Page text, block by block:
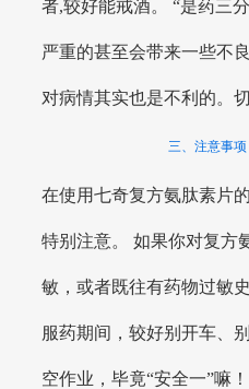
者,较好能戒酒。 “是药三
严重的甚至会带来一些不
对病情其实也是不利的。
三、注意事
在使用七奇复方氨肽素片
特别注意。 如果你对复方
敏，或者既往有药物过敏
服药期间，较好别开车、
空作业，毕竟“安全一”嘛